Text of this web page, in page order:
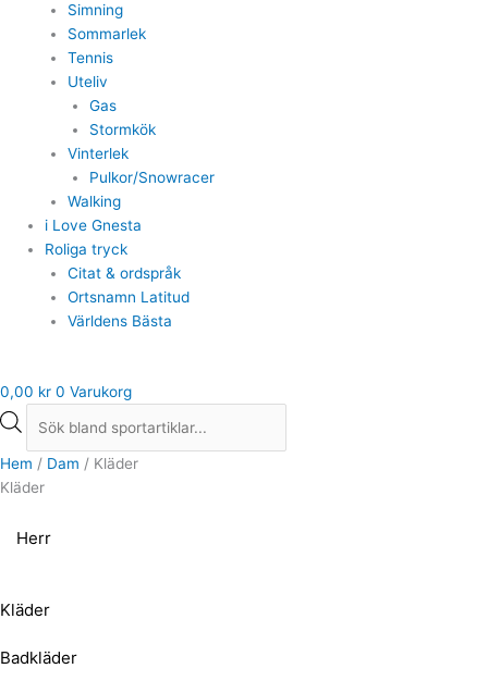
Simning
Sommarlek
Tennis
Uteliv
Gas
Stormkök
Vinterlek
Pulkor/Snowracer
Walking
i Love Gnesta
Roliga tryck
Citat & ordspråk
Ortsnamn Latitud
Världens Bästa
0,00 kr 0 Varukorg
Hem / Dam / Kläder
Kläder
Herr
Kläder
Badkläder